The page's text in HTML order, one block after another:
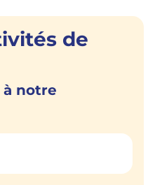
de
notre